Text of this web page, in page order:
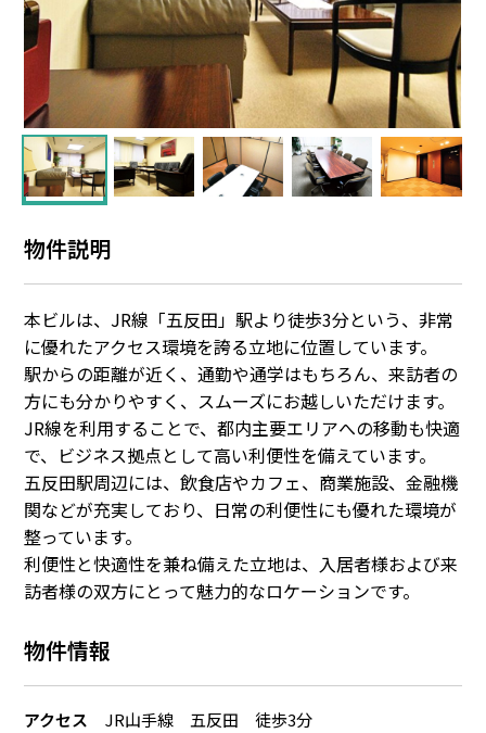
物件説明
本ビルは、JR線「五反田」駅より徒歩3分という、非常
に優れたアクセス環境を誇る立地に位置しています。
駅からの距離が近く、通勤や通学はもちろん、来訪者の
方にも分かりやすく、スムーズにお越しいただけます。
JR線を利用することで、都内主要エリアへの移動も快適
で、ビジネス拠点として高い利便性を備えています。
五反田駅周辺には、飲食店やカフェ、商業施設、金融機
関などが充実しており、日常の利便性にも優れた環境が
整っています。
利便性と快適性を兼ね備えた立地は、入居者様および来
訪者様の双方にとって魅力的なロケーションです。
物件情報
アクセス JR山手線 五反田 徒歩3分